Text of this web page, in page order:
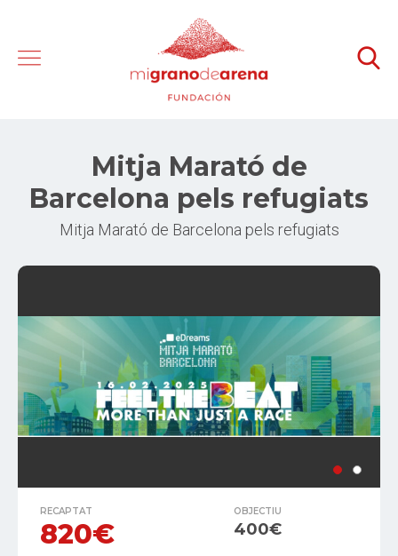
Mitja Marató de
Barcelona pels refugiats
Mitja Marató de Barcelona pels refugiats
RECAPTAT
820€
OBJECTIU
400€